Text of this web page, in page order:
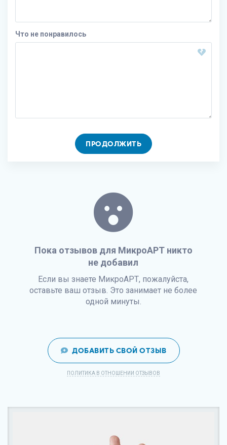
Что не понравилось
ПРОДОЛЖИТЬ
Пока отзывов для МикроАРТ никто
не добавил
Если вы знаете МикроАРТ, пожалуйста,
оставьте ваш отзыв. Это занимает не более
одной минуты.
ДОБАВИТЬ СВОЙ ОТЗЫВ
ПОЛИТИКА В ОТНОШЕНИИ ОТЗЫВОВ